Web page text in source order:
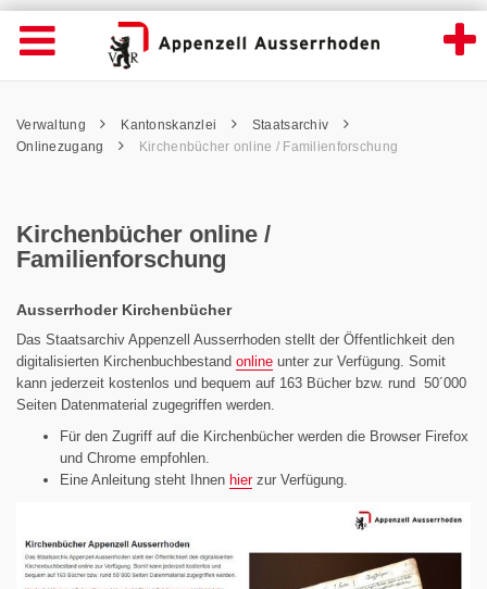
Kirchenbücher online / Familienforschung
Wichtige
Seiten
Home
Inhalt
Kontakt
Navigation öffnen
Inhalt
Pfadnavigation
Verwaltung Kantonskanzlei
Staatsarchiv
Onlinezugang
Kirchenbücher online / Familienforschung
Kirchenbücher online /
Familienforschung
Ausserrhoder Kirchenbücher
Das Staatsarchiv Appenzell Ausserrhoden stellt der Öffentlichkeit den
digitalisierten Kirchenbuchbestand online unter zur Verfügung. Somit
kann jederzeit kostenlos und bequem auf 163 Bücher bzw. rund 50´000
Seiten Datenmaterial zugegriffen werden.
Für den Zugriff auf die Kirchenbücher werden die Browser Firefox
und Chrome empfohlen.
Eine Anleitung steht Ihnen hierzur Verfügung.